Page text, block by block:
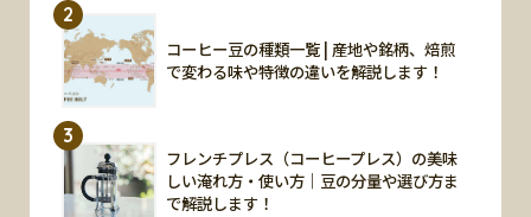
2
コーヒー豆の種類一覧 | 産地や銘柄、焙煎
で変わる味や特徴の違いを解説します！
3
フレンチプレス（コーヒープレス）の美味
しい淹れ方・使い方｜豆の分量や選び方ま
で解説します！